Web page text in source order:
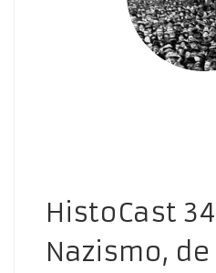
HistoCast
Nazismo, de